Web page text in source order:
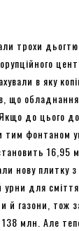
трохи
в яку
що
до цього
тим фонтаном
16,95
нову плитку з
урни для
й газони, тож
138 млн. Але